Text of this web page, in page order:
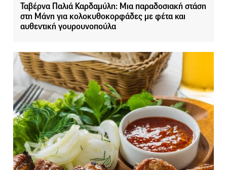
Ταβέρνα Παλιά Καρδαμύλη: Μια παραδοσιακή στάση
στη Μάνη για κολοκυθοκορφάδες με φέτα και
αυθεντική γουρουνοπούλα